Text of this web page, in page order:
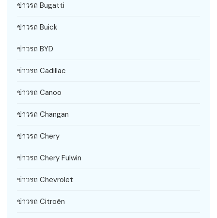
ข่าวรถ Bugatti
ข่าวรถ Buick
ข่าวรถ BYD
ข่าวรถ Cadillac
ข่าวรถ Canoo
ข่าวรถ Changan
ข่าวรถ Chery
ข่าวรถ Chery Fulwin
ข่าวรถ Chevrolet
ข่าวรถ Citroën